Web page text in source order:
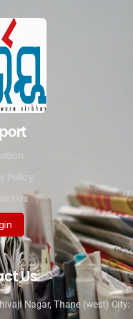
Policy
Us
Us
Nagar, Thane (west) City: